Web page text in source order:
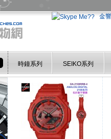
金
時鐘系列 SEIKO系列